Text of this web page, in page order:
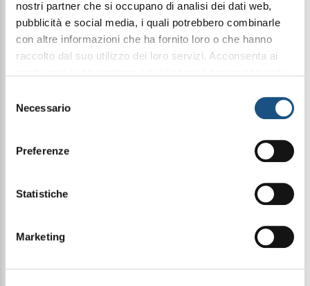
nostri partner che si occupano di analisi dei dati web,
pubblicità e social media, i quali potrebbero combinarle
con altre informazioni che ha fornito loro o che hanno
raccolto dal suo utilizzo dei loro servizi. Acconsenta ai
delNecessario
Preferenze
Statistiche
Marketing
Principi attivi
Gli attivi selezionati svolgono diversi benefici già
dalle primissime applicazioni, agendo in sinergia
per migliorare visibilmente tono, luminosità e
ridurre la visibilità delle rughe e migliora la texture
cutanea, rendendo la pelle più liscia e uniforme.
- Camomilla: Svolge un’azione lenitiva e calmante,
comfort immediato anche alle pelli più delicate.
- Vitamina E: Potente antiossidante, protegge la
- Vitamina A: Favorisce il rinnovamento cutaneo e
sostiene la compattezza della pelle, migliorandone
- Acido Ialuronico: Idrata in profondità e aiuta a
rimpolpare la pelle, riducendo la comparsa delle
levigato.